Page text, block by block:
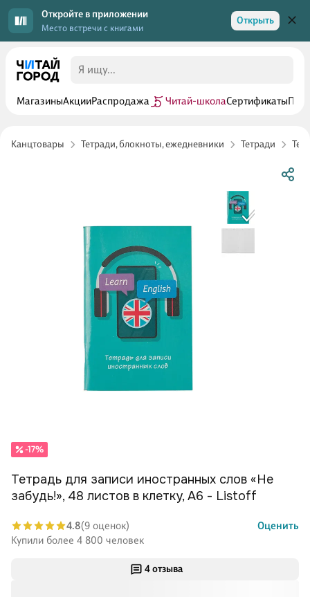
Откройте в приложении
Место встречи с книгами
Открыть
МагазиныАкцииРаспродажа Читай-школаСертификаты
Канцтовары Тетради, блокноты, ежедневники Тетради
4 отзыва
-17%
Тетрадь для записи иностранных слов «Не
забудь!», 48 листов в клетку, А6 - Listoff
4.8(9 оценок)
Оценить
Купили более 4 800 человек